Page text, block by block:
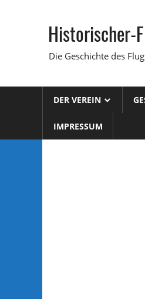
Historischer-
Die Geschichte des
DER VEREIN
IMPRESSUM